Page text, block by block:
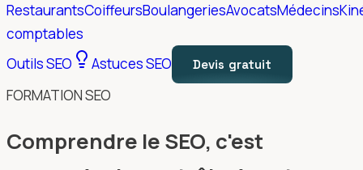
RestaurantsCoiffeursBoulangeriesAvocatsMédecins
comptables
Outils SEO
Astuces SEO Devis gratuit
FORMATION SEO
Comprendre le SEO, c'est